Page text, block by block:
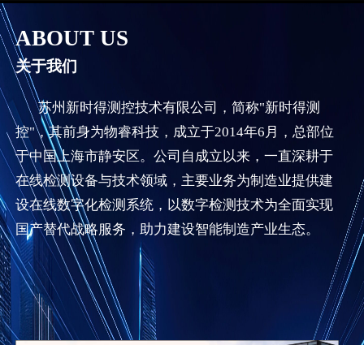
苏州新时得测控技术有限公司，简称"新时得测
控"，其前身为物睿科技，成立于2014年6月，总部位
于中国上海市静安区。公司自成立以来，一直深耕于
在线检测设备与技术领域，主要业务为制造业提供建
设在线数字化检测系统，以数字检测技术为全面实现
国产替代战略服务，助力建设智能制造产业生态。
关于我们
ABOUT US